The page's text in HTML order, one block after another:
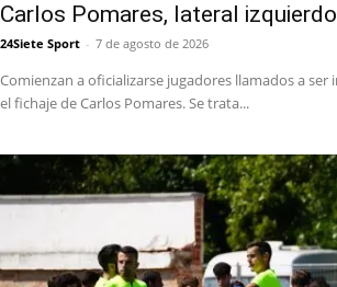
Carlos Pomares, lateral
24Siete Sport - 7 de agosto de 2026
Comienzan a oficializarse jugadores llamados a
el fichaje de Carlos Pomares. Se trata...